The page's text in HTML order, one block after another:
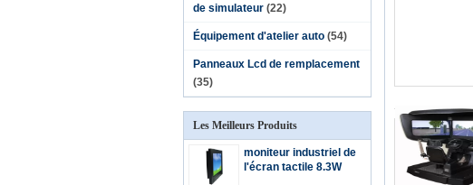
de simulateur (22)
Équipement d'atelier auto (54)
Panneaux Lcd de remplacement
(35)
Les Meilleurs Produits
moniteur industriel de
l'écran tactile 8.3W